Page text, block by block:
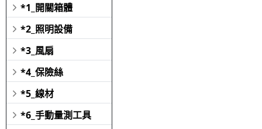
*1_開關箱體
*2_照明設備
*3_風扇
*4_保險絲
*5_線材
*6_手動量測工具